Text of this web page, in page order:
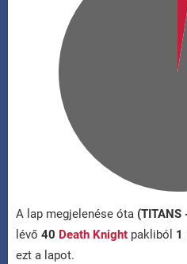
A lap megjelenése óta
lévő 40 Death Knight pakliból 1
ezt a lapot.